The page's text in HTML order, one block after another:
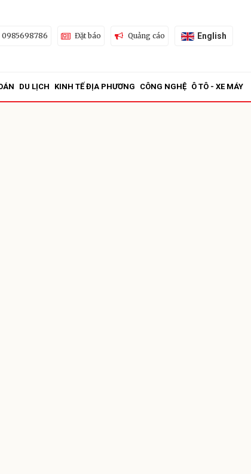
0985698786 Đặt báo Quảng cáo English
DU LỊCH KINH TẾ ĐỊA PHƯƠNG CÔNG NGHỆ Ô TÔ - XE MÁY